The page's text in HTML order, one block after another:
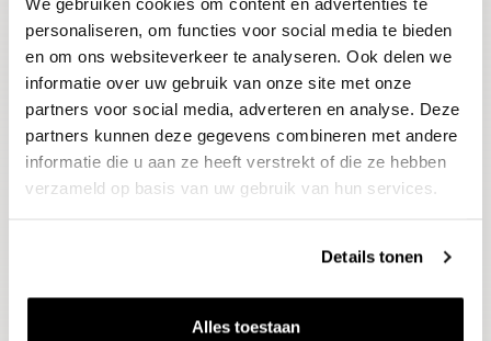
personaliseren, om functies voor social media te bieden
en om ons websiteverkeer te analyseren. Ook delen we
informatie over uw gebruik van onze site met onze
partners voor social media, adverteren en analyse. Deze
partners kunnen deze gegevens combineren met andere
informatie die u aan ze heeft verstrekt of die ze hebben
verzameld op basis van uw gebruik van hun services.
Details tonen
Alles toestaan
Ontvang het laatste wijnnieuws, proeverijen en
evenementen
E-mailadres
Aanmelden